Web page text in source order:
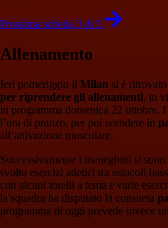
Prossima scheda 3 di 5
Allenamento
Ieri pomeriggio il Milan si è
per riprendere gli allenamenti, in
in programma domenica 22 ottobre.
l’ora di pranzo, per poi scendere in
all’attivazione muscolare.
Successivamente i meneghini si
svolto esercizi atletici tra ostacoli
con alcuni torelli a tema e varie
la squadra ha disputato la consueta
programma di oggi prevede invece